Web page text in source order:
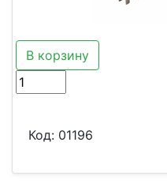
В корзину
Код: 01196